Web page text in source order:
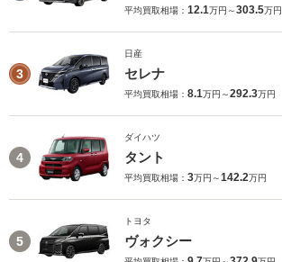
平均買取相場： 12.1万円～303.5万円
3
日産
セレナ
平均買取相場： 8.1万円～292.3万円
4
ダイハツ
タント
平均買取相場： 3万円～142.2万円
5
トヨタ
ヴォクシー